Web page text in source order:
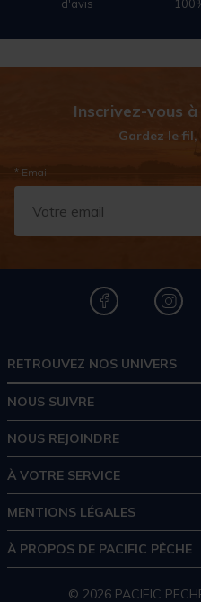
d'avis
Inscrivez-vous
Gardez le
* Email
RETROUVEZ NOS UNIVERS
NOUS SUIVRE
NOUS REJOINDRE
À VOTRE SERVICE
MENTIONS LÉGALES
À PROPOS DE PACIFIC PÊCHE
© 2026 PACIFIC